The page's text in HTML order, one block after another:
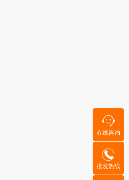
在线咨询
批发热线